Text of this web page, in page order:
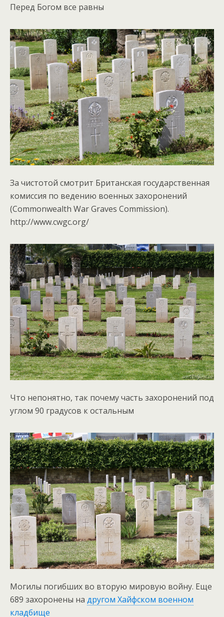
Перед Богом все равны
За чистотой смотрит Британская государственная
комиссия по ведению военных захоронений
(Commonwealth War Graves Commission).
http://www.cwgc.org/
Что непонятно, так почему часть захоронений под
углом 90 градусов к остальным
Могилы погибших во вторую мировую войну. Еще
689 захоронены на другом Хайфском военном
кладбище